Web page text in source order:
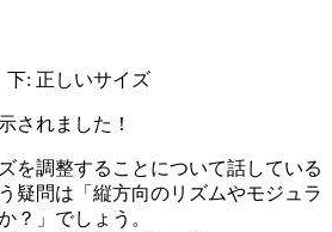
下: 正しいサイズ
されました！
を調整することについて話している
疑問は「縦方向のリズムやモジュラ
？」でしょう。